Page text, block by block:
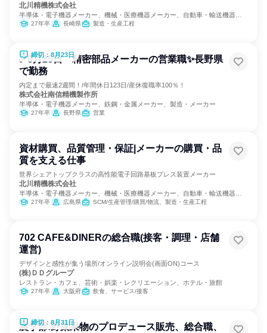
北川精機株式会社
半導体・電子機器メーカー、機械・医療機器メーカー、自動車・輸送機器メ
ーカー27年卒 長崎県 製造・生産工程
締切：8月23日
✅8月25日 精密部品メーカーの営業職✨長野県
で勤務
内定まで最速2週間！/年間休日123日/産休復職率100％！
株式会社南信精機製作所
半導体・電子機器メーカー、鉄鋼・金属メーカー、製造・メーカー
27年卒 長野県 営業
資材購買、品質管理・保証|メーカーの購買・品
質を支える仕事
世界シェアトップクラスの高性能電子回路基板プレス装置メーカー
北川精機株式会社
半導体・電子機器メーカー、機械・医療機器メーカー、自動車・輸送機器メ
ーカー27年卒 広島県 SCM/生産管理/購買/物流、製造・生産工程
702 CAFE&DINERの総合職(接客・調理・店舗
運営)
デザインと感性が集う場所/オンライン説明会(画面ON)コース
(株)ＤＤグループ
レストラン・カフェ、芸術・娯楽・レクリエーション、ホテル・旅館
27年卒 大阪府 飲食、サービス/接客
締切：8月31日
農学部:野菜果物のプロデュース販売、総合職、